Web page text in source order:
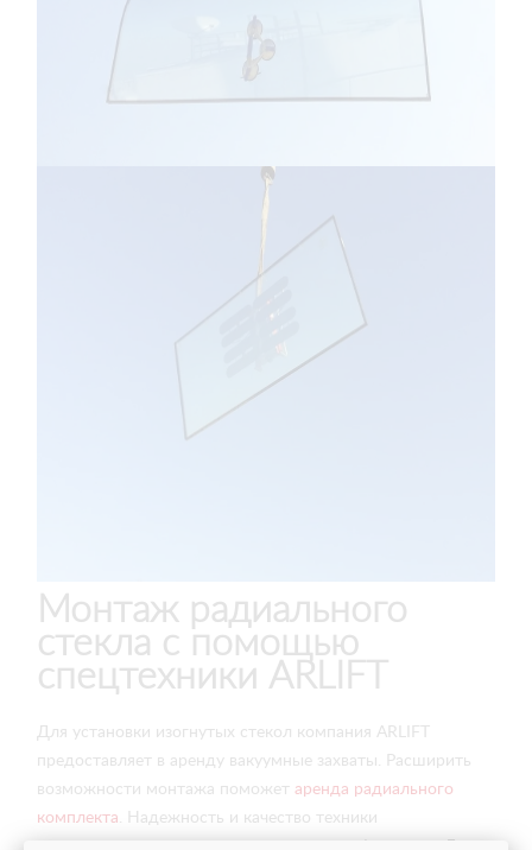
Монтаж радиального
стекла с помощью
спецтехники ARLIFT
Для установки изогнутых стекол компания ARLIFT
предоставляет в аренду вакуумные захваты. Расширить
возможности монтажа поможет аренда радиального
комплекта. Надежность и качество техники